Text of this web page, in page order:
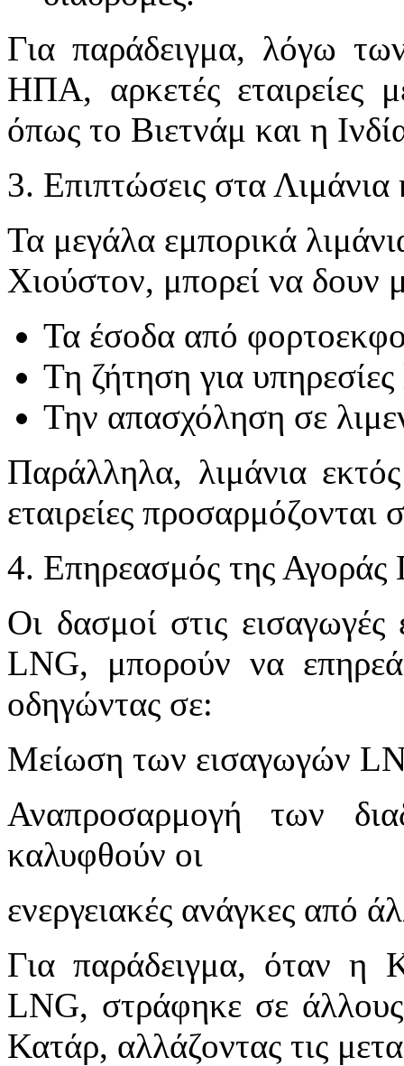
Για παράδειγμα, λόγω
ΗΠΑ, αρκετές εταιρείες
όπως το Βιετνάμ και η
3. Επιπτώσεις στα Λιμάνια
Τα μεγάλα εμπορικά
Χιούστον, μπορεί να δουν
Τα έσοδα από
Τη ζήτηση για
Την απασχόληση σε
Παράλληλα, λιμάνια
εταιρείες προσαρμόζονται
4. Επηρεασμός της Αγοράς
Οι δασμοί στις
LNG, μπορούν να
οδηγώντας σε:
Μείωση των εισαγωγών
Αναπροσαρμογή των
καλυφθούν οι
ενεργειακές ανάγκες από
Για παράδειγμα, όταν η
LNG, στράφηκε σε
Κατάρ, αλλάζοντας τις